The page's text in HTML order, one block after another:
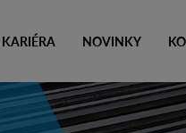
KARIÉRA NOVINKY